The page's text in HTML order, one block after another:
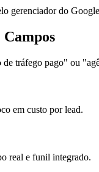
do
Campos
tráfego pago" ou
em custo por lead.
real e funil integrado.